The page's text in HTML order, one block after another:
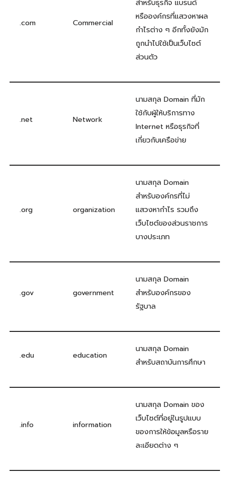
.com Commercial
สำหรับธุรกิจ แบรนด์
หรือองค์กรที่แสวงหาผล
กำไรต่าง ๆ อีกทั้งยังมัก
ถูกนำไปใช้เป็นเว็บไซต์
ส่วนตัว
.net Network
นามสกุล Domain ที่มัก
ใช้กับผู้ให้บริการทาง
Internet หรือธุรกิจที่
เกี่ยวกับเครือข่าย
.org organization
นามสกุล Domain
สำหรับองค์กรที่ไม่
แสวงหากำไร รวมถึง
เว็บไซต์ของส่วนราชการ
บางประเภท
.gov government
นามสกุล Domain
สำหรับองค์กรของ
รัฐบาล
.edu education
นามสกุล Domain
สำหรับสถาบันการศึกษา
.info information
นามสกุล Domain ของ
เว็บไซต์ที่อยู่ในรูปแบบ
ของการให้ข้อมูลหรือราย
ละเอียดต่าง ๆ